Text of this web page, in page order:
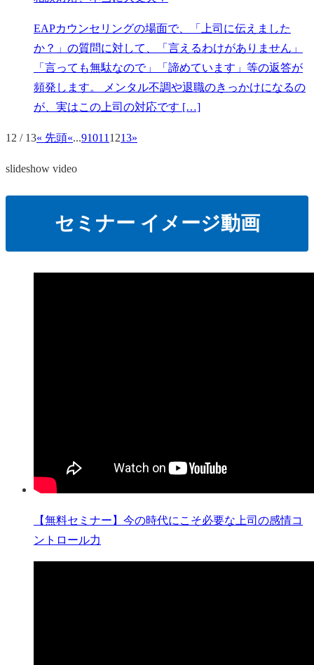
EAPカウンセリングの場面で、「上司に伝えました
か？」の質問に対して、「言えるわけがありません」
「言っても無駄なので」「諦めています」等の返答が
頻発します。 メンタル不調や退職のきっかけになるの
が、実はこの上司の対応です […]
12 / 13« 先頭«...91011 1213»
slideshow video
セミナー イメージ動画
【無料セミナー】今の時代にこそ必要な上司の感情コ
ントロール力